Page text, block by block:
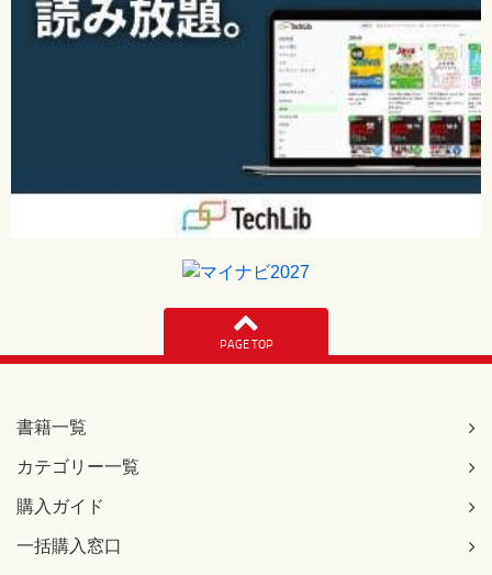
PAGE TOP
書籍一覧
カテゴリー一覧
購入ガイド
一括購入窓口